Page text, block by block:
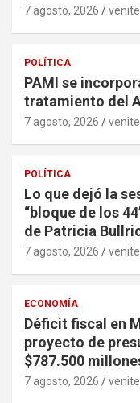
7 agosto, 2026
POLÍTICA
PAMI se
tratamiento del
7 agosto, 2026
POLÍTICA
Lo que dejó la
“bloque de los
de Patricia
7 agosto, 2026
ECONOMÍA
Déficit fiscal en
proyecto de
$787.500
7 agosto, 2026